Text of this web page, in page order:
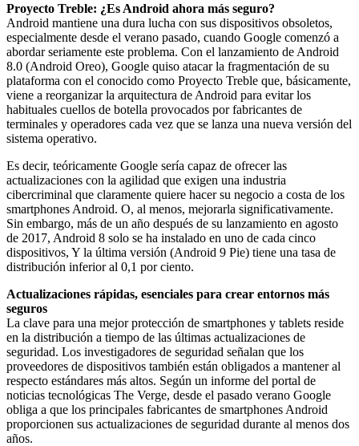
Proyecto Treble: ¿Es Android ahora más seguro?
Android mantiene una dura lucha con sus dispositivos obsoletos,
especialmente desde el verano pasado, cuando Google comenzó a
abordar seriamente este problema. Con el lanzamiento de Android
8.0 (Android Oreo), Google quiso atacar la fragmentación de su
plataforma con el conocido como Proyecto Treble que, básicamente,
viene a reorganizar la arquitectura de Android para evitar los
habituales cuellos de botella provocados por fabricantes de
terminales y operadores cada vez que se lanza una nueva versión del
sistema operativo.
Es decir, teóricamente Google sería capaz de ofrecer las
actualizaciones con la agilidad que exigen una industria
cibercriminal que claramente quiere hacer su negocio a costa de los
smartphones Android. O, al menos, mejorarla significativamente.
Sin embargo, más de un año después de su lanzamiento en agosto
de 2017, Android 8 solo se ha instalado en uno de cada cinco
dispositivos, Y la última versión (Android 9 Pie) tiene una tasa de
distribución inferior al 0,1 por ciento.
Actualizaciones rápidas, esenciales para crear entornos más
seguros
La clave para una mejor protección de smartphones y tablets reside
en la distribución a tiempo de las últimas actualizaciones de
seguridad. Los investigadores de seguridad señalan que los
proveedores de dispositivos también están obligados a mantener al
respecto estándares más altos. Según un informe del portal de
noticias tecnológicas The Verge, desde el pasado verano Google
obliga a que los principales fabricantes de smartphones Android
proporcionen sus actualizaciones de seguridad durante al menos dos
años.